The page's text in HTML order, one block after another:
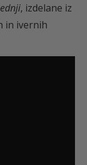
, izdelane iz
in ivernih